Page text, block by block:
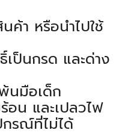
ค้า หรือนำไปใช้
เป็นกรด และด่าง
นมือเด็ก
อน และเปลวไฟ
กรณ์ที่ไม่ได้